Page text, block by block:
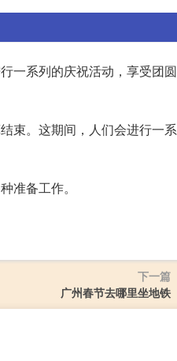
一系列的庆祝活动，享受团圆
束。这期间，人们会进行一系
准备工作。
下一篇
广州春节去哪里坐地铁